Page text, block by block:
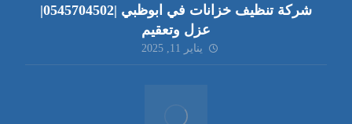
شركة تنظيف خزانات في ابوظبي |0545704502|
عزل وتعقيم
يناير 11, 2025